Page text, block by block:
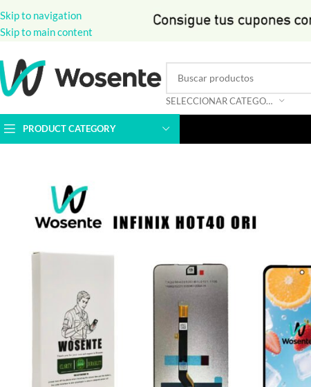
Skip to navigation
Skip to main content
SELECCIONAR CATEGORÍA
PRODUCT CATEGORY